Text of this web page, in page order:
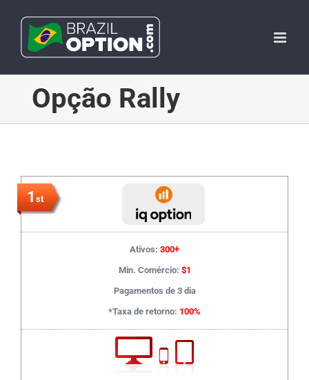
content
Opção Rally
1st
Ativos: 300+
Min. Comércio: $1
Pagamentos de 3 dia
*Taxa de retorno: 100%